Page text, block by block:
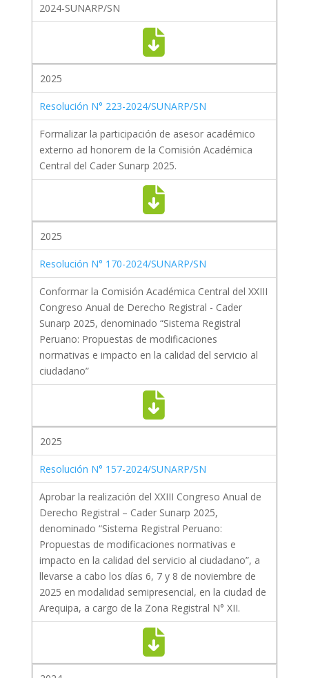
2024-SUNARP/SN
2025
Resolución N° 223-2024/SUNARP/SN
Formalizar la participación de asesor académico
externo ad honorem de la Comisión Académica
Central del Cader Sunarp 2025.
2025
Resolución N° 170-2024/SUNARP/SN
Conformar la Comisión Académica Central del XXIII
Congreso Anual de Derecho Registral - Cader
Sunarp 2025, denominado “Sistema Registral
Peruano: Propuestas de modificaciones
normativas e impacto en la calidad del servicio al
ciudadano”
2025
Resolución N° 157-2024/SUNARP/SN
Aprobar la realización del XXIII Congreso Anual de
Derecho Registral – Cader Sunarp 2025,
denominado “Sistema Registral Peruano:
Propuestas de modificaciones normativas e
impacto en la calidad del servicio al ciudadano”, a
llevarse a cabo los días 6, 7 y 8 de noviembre de
2025 en modalidad semipresencial, en la ciudad de
Arequipa, a cargo de la Zona Registral N° XII.